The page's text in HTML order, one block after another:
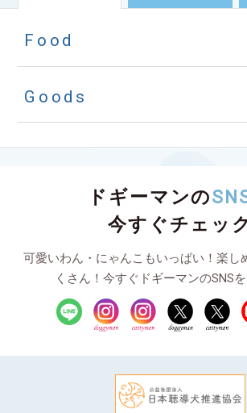
Food
Goods
ドギーマンの
今すぐチェック
可愛いわん・にゃんこもいっぱい！楽し
くさん！今すぐドギーマンのSNS